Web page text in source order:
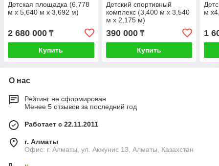
Детская площадка (6,778
м х 5,640 м х 3,692 м)
2 680 000 ₸
Купить
Детский спортивный
комплекс (3,400 м х 3,540
м х 2,175 м)
390 000₸
Купить
м
1
О нас
Рейтинг не сформирован
Менее 5 отзывов за последний год
Работает с 22.11.2011
г. Алматы
Офис: г. Алматы, ул. Акжунис 13, Алматы, Казахстан